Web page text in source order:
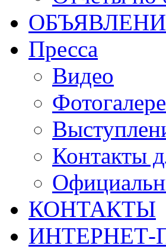
Пресса
Видео
Контакты
КОНТАКТЫ